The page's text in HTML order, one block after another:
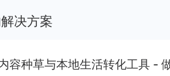
决方案
容种草与本地生活转化工具 -